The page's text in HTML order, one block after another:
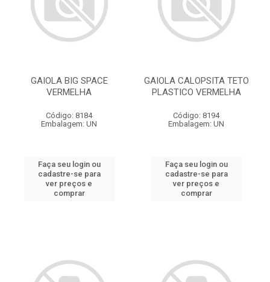
GAIOLA BIG SPACE
VERMELHA
Código: 8184
Embalagem: UN
Faça seu login ou
cadastre-se para
ver preços e
comprar
GAIOLA CALOPSITA TETO
PLASTICO VERMELHA
Código: 8194
Embalagem: UN
Faça seu login ou
cadastre-se para
ver preços e
comprar